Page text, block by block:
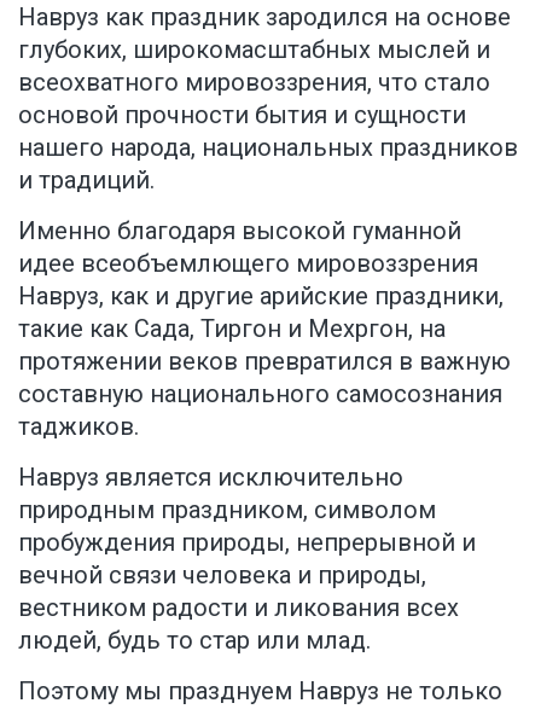
Навруз как праздник зародился на основе
глубоких, широкомасштабных мыслей и
всеохватного мировоззрения, что стало
основой прочности бытия и сущности
нашего народа, национальных праздников
и традиций.
Именно благодаря высокой гуманной
идее всеобъемлющего мировоззрения
Навруз, как и другие арийские праздники,
такие как Сада, Тиргон и Мехргон, на
протяжении веков превратился в важную
составную национального самосознания
таджиков.
Навруз является исключительно
природным праздником, символом
пробуждения природы, непрерывной и
вечной связи человека и природы,
вестником радости и ликования всех
людей, будь то стар или млад.
Поэтому мы празднуем Навруз не только